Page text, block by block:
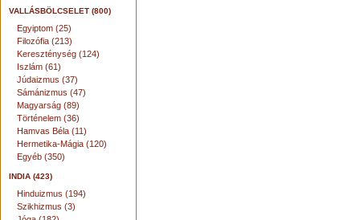
VALLÁSBÖLCSELET (800)
Egyiptom (25)
Filozófia (213)
Kereszténység (124)
Iszlám (61)
Júdaizmus (37)
Sámánizmus (47)
Magyarság (89)
Történelem (36)
Hamvas Béla (11)
Hermetika-Mágia (120)
Egyéb (350)
INDIA (423)
Hinduizmus (194)
Szikhizmus (3)